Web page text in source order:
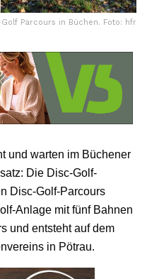
Parcours in Büchen. Foto: hfr
und warten im Büchener
Die Disc-Golf-
Disc-Golf-Parcours
Anlage mit fünf Bahnen
und entsteht auf dem
in Pötrau.